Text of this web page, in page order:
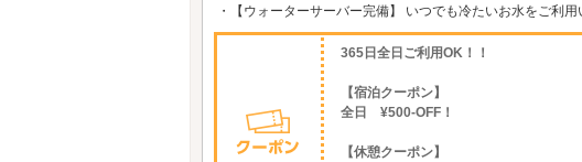
・【ウォーターサーバー完備】 いつでも冷たいお水をご利
365日全日ご利用OK！！
【宿泊クーポン】
全日 ¥500-OFF！
【休憩クーポン】